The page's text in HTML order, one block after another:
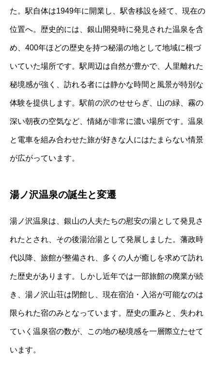
た。駅自体は1949年に開業し、駅舎移設を経て、現在の
位置へ。歴史的には、銀山開発時に発見された温泉を含
め、400年ほどの歴史を持つ秘湯の地として地域に根づ
いていた場所です。駅周辺は自然が豊かで、人里離れた
秘境感が強く、訪れる者には静かな時間と風景が特別な
体験を提供します。駅前の沢のせせらぎ、山の緑、霧の
深い朝夜の空気など、情緒が非常に濃い場所です。温泉
と電車を組み合わせた旅が好きな人にはたまらない情景
が広がっています。
湯ノ沢温泉の誕生と変遷
湯ノ沢温泉は、銀山の人夫たちの慰安の湯として発見さ
れたとされ、その後湯治湯として発展しました。藩政時
代以降、旅館が整備され、多くの人が癒しを求めて訪れ
た歴史があります。しかし近年では一部旅館の廃業が続
き、湯ノ沢山荘は閉館し、現在宿泊・入浴が可能なのは
限られた宿のみとなっています。歴史の重みと、失われ
ていく温泉宿の数が、この地の秘境感を一層際立たせて
います。